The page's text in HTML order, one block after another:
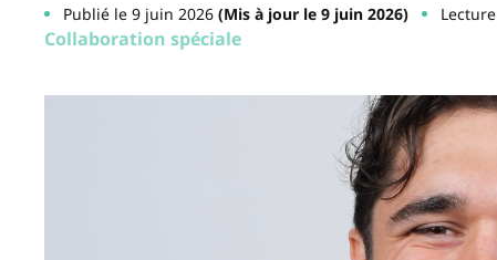
Publié le 9 juin 2026(Mis à jour le 9 juin 2026)
Collaboration spéciale